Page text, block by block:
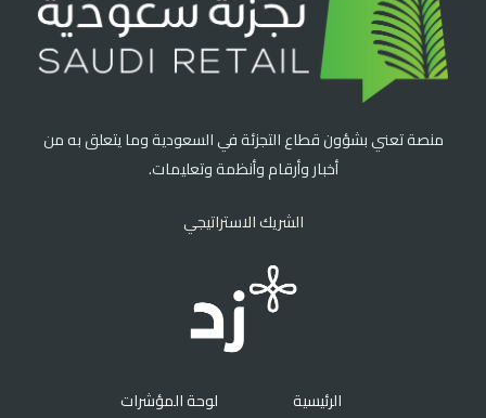
منصة تعني بشؤون قطاع التجزئة في السعودية وما يتعلق به من
أخبار وأرقام وأنظمة وتعليمات.
الشريك الاستراتيجي
الرئيسية
لوحة المؤشرات